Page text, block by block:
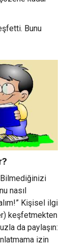
Bunu
nasıl
Kişisel ilgi
keşfetmekten
da paylaşın:
izin